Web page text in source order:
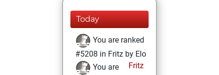
Today
You are ranked
#5208 in Fritz by Elo
Fritz
You are